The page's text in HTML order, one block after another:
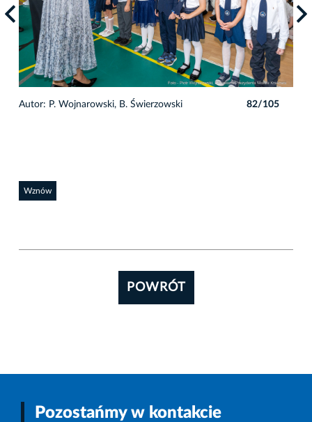
Autor: P. Wojnarowski, B. Świerzowski 82/105
Wznów
POWRÓT
Pozostańmy w kontakcie